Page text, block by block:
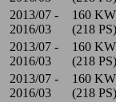
2013/07 -
2016/03
160 KW
(218 PS)
2013/07 -
2016/03
160 KW
(218 PS)
2013/07 -
2016/03
160 KW
(218 PS)